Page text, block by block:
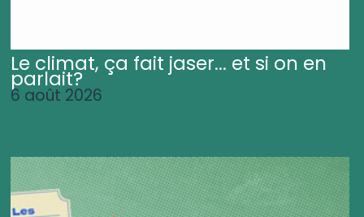
Le climat, ça fait jaser... et si on en
parlait?
6 août 2026